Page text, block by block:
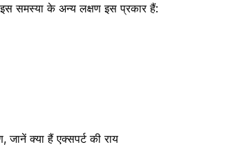
समस्या के अन्य लक्षण इस प्रकार हैं:
क्या हैं एक्सपर्ट की राय